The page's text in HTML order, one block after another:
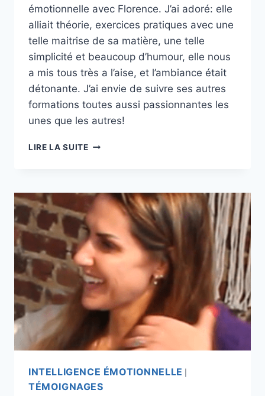
émotionnelle avec Florence. J’ai adoré: elle
alliait théorie, exercices pratiques avec une
telle maitrise de sa matière, une telle
simplicité et beaucoup d’humour, elle nous
a mis tous très a l’aise, et l’ambiance était
détonante. J’ai envie de suivre ses autres
formations toutes aussi passionnantes les
unes que les autres!
LIRE LA SUITE
INTELLIGENCE ÉMOTIONNELLE
TÉMOIGNAGES